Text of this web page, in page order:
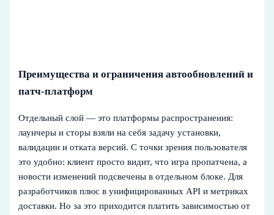
Преимущества и ограничения автообновлений и
патч-платформ
Отдельный слой — это платформы распространения:
лаунчеры и сторы взяли на себя задачу установки,
валидации и отката версий. С точки зрения пользователя
это удобно: клиент просто видит, что игра пропатчена, а
новости изменений подсвечены в отдельном блоке. Для
разработчиков плюс в унифицированных API и метриках
доставки. Но за это приходится платить зависимостью от